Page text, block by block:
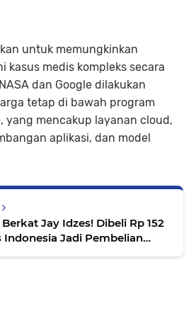
untuk memungkinkan
kasus medis kompleks secara
dan Google dilakukan
tetap di bawah program
yang mencakup layanan cloud,
aplikasi, dan model
Jay Idzes! Dibeli Rp 152
Indonesia Jadi Pembelian